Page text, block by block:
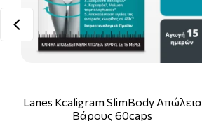
Lanes Kcaligram SlimBody Απώλεια
Βάρους 60caps